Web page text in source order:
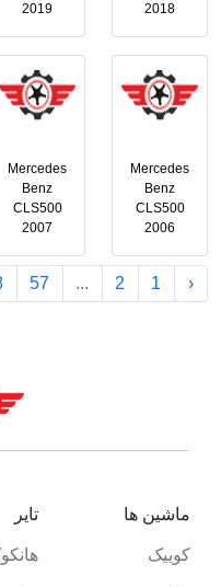
2018
2019
Mercedes
Benz
CLS500
2006
Mercedes
Benz
CLS500
2007
‹
1
2
...
57
ماشین ها
کوییک
تایر